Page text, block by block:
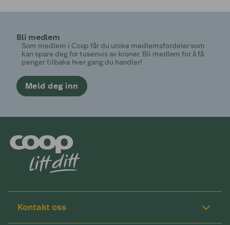
Bli medlem
Som medlem i Coop får du unike medlemsfordeler som
kan spare deg for tusenvis av kroner. Bli medlem for å få
penger tilbake hver gang du handler!
Meld deg inn
Kontakt oss